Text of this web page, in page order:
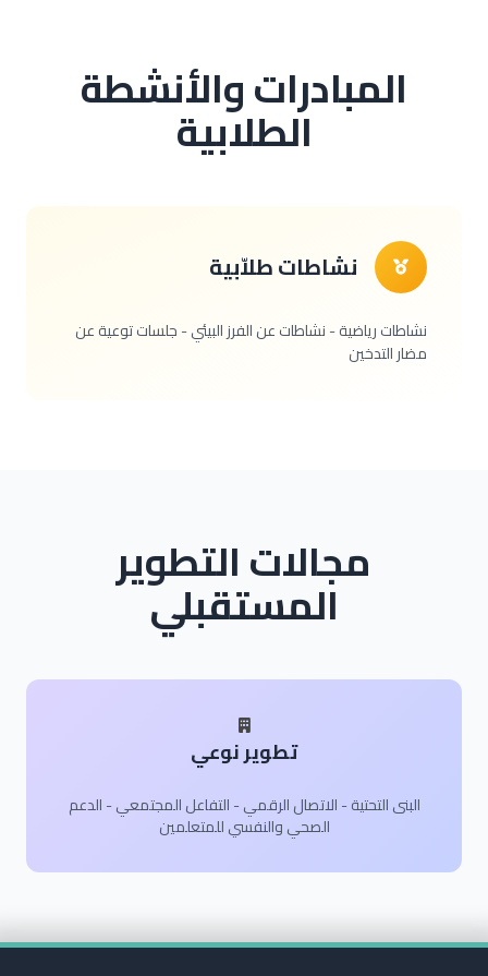
المبادرات والأنشطة
الطلابية
نشاطات طلاّبية
نشاطات رياضية - نشاطات عن الفرز البيئي - جلسات توعية عن
مضار التدخين
مجالات التطوير
المستقبلي
تطوير نوعي
البنى التحتية - الاتصال الرقمي - التفاعل المجتمعي - الدعم
الصحي والنفسي للمتعلمين